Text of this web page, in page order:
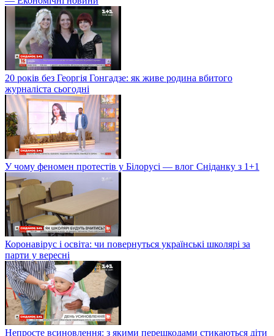
20 років без Георгія Гонгадзе: як живе родина вбитого
журналіста сьогодні
У чому феномен протестів у Білорусі — влог Сніданку з 1+1
Коронавірус і освіта: чи повернуться українські школярі за
парти у вересні
Непросте всиновлення: з якими перешкодами стикаються діти